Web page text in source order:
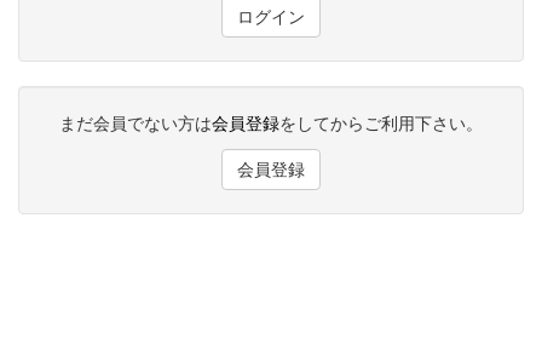
ログイン
まだ会員でない方は会員登録をしてからご利用下さい。
会員登録